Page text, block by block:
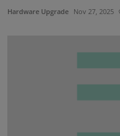
Hardware Upgrade Nov 27, 2025